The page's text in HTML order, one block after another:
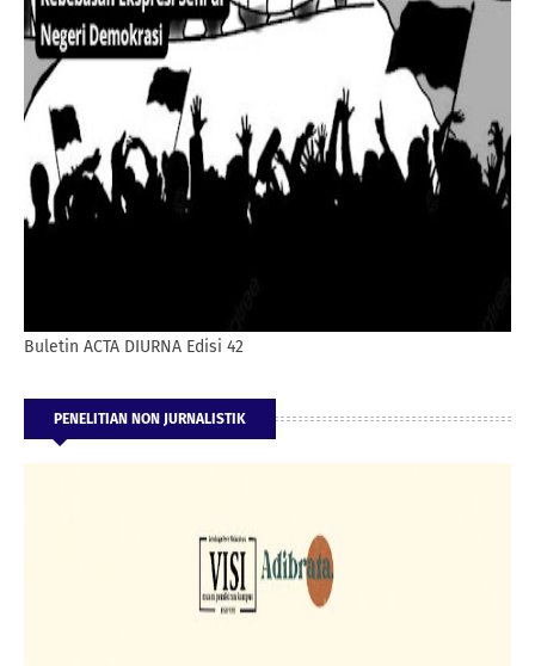
Buletin ACTA DIURNA Edisi 42
PENELITIAN NON JURNALISTIK